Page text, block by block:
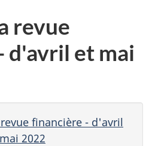
revue
d'avril et mai
financière - d'avril
2022